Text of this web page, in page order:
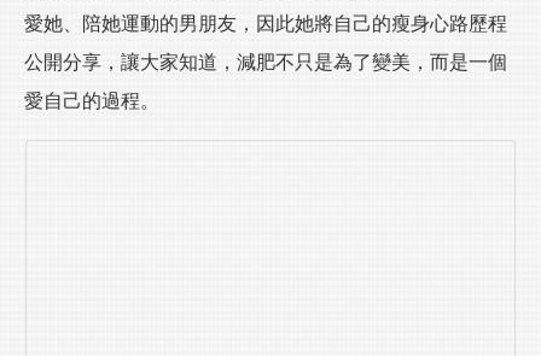
愛她、陪她運動的男朋友，因此她將自己的瘦身心路歷程
公開分享，讓大家知道，減肥不只是為了變美，而是一個
愛自己的過程。